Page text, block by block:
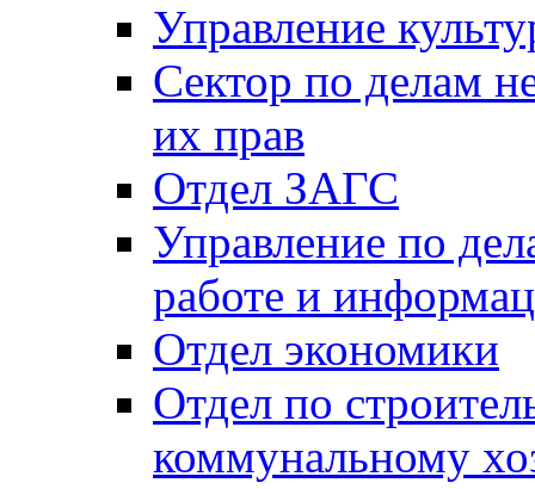
Управление
Сектор по делам
их прав
Отдел ЗАГС
Управление по
работе и
Отдел экономики
Отдел по
коммунальному